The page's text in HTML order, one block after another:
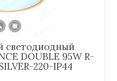
светодиодный
DOUBLE 95W R-
220-IP44